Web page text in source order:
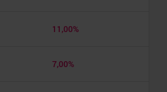
11,00%
7,00%